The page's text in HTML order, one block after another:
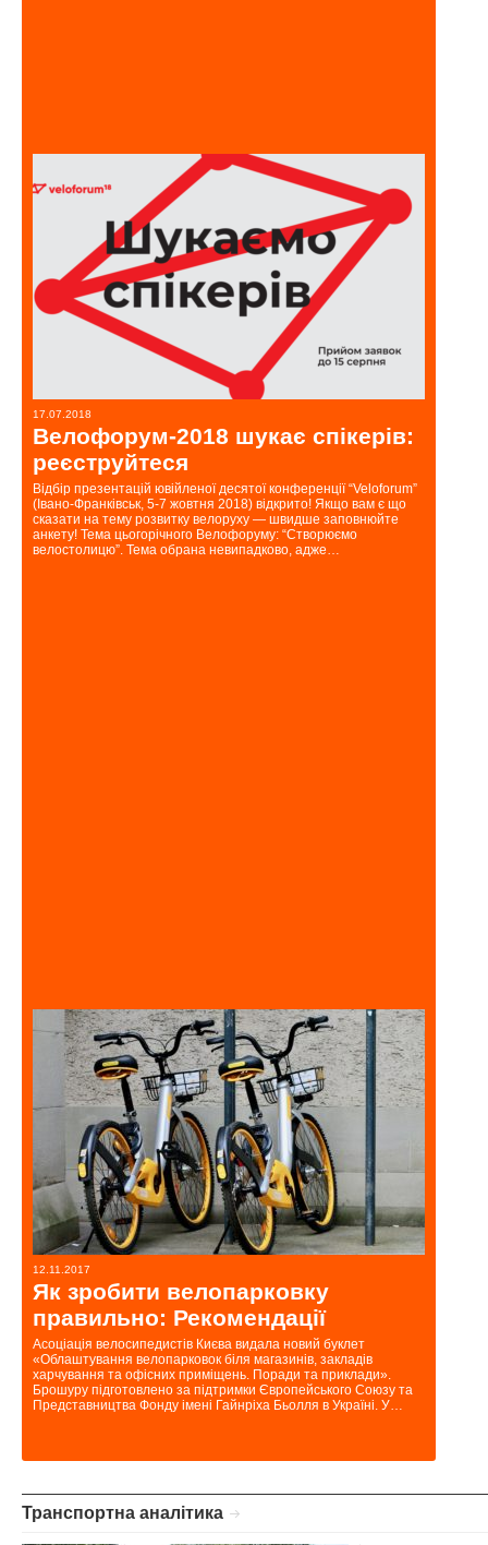
17.07.2018
Велофорум-2018 шукає спікерів:
реєструйтеся
Відбір презентацій ювійленої десятої конференції “Veloforum”
(Івано-Франківськ, 5-7 жовтня 2018) відкрито! Якщо вам є що
сказати на тему розвитку велоруху — швидше заповнюйте
анкету! Тема цьогорічного Велофоруму: “Створюємо
велостолицю”. Тема обрана невипадково, адже…
12.11.2017
Як зробити велопарковку
правильно: Рекомендації
Асоціація велосипедистів Києва видала новий буклет
«Облаштування велопарковок біля магазинів, закладів
харчування та офісних приміщень. Поради та приклади».
Брошуру підготовлено за підтримки Європейського Союзу та
Представництва Фонду імені Гайнріха Бьолля в Україні. У…
Транспортна аналітика